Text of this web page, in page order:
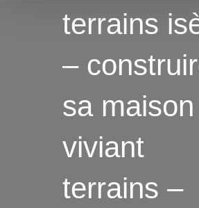
terrains
–
sa
viviant
terrains –